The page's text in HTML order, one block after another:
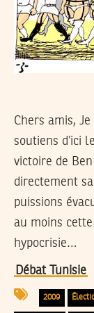
Chers amis,
soutiens d’ici
victoire de
directement
puissions
au moins
hypocrisie…
Débat Tunisie
2009